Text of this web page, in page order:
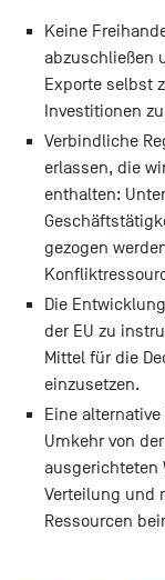
Keine
abzuschließen
Exporte selbst
Investitionen
Verbindliche
erlassen, die
enthalten:
gezogen
Die
der EU zu
Mittel für die
einzusetzen.
Eine
Umkehr von
ausgerichteten
Verteilung und
Ressourcen